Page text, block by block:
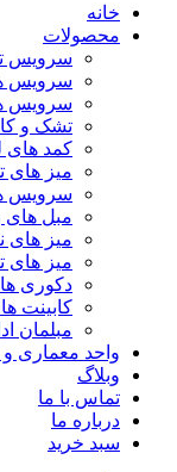
خانه
محصولات
سرویس
سرویس
سرویس
تشک و
کمد های
میز های
سرویس
مبل های
میز های
میز های
دکوری ها
کابینت
مبلمان
واحد معماری
وبلاگ
تماس با ما
درباره ما
سبد خرید